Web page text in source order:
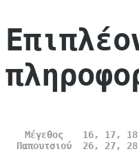
Μέγεθος
Παπουτσιού
16, 17,
26, 27,